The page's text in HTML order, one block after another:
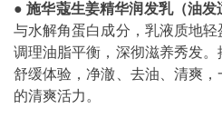
●施华蔻生姜精华润发乳（油发
与水解角蛋白成分，乳液质地轻
调理油脂平衡，深彻滋养秀发
舒缓体验，净澈、去油、清爽
的清爽活力。